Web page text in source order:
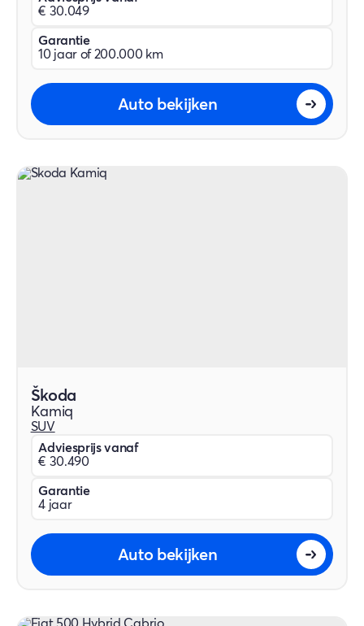
€ 30.049
Garantie
10 jaar of 200.000 km
Auto bekijken
Škoda
Kamiq
SUV
Adviesprijs vanaf
€ 30.490
Garantie
4 jaar
Auto bekijken